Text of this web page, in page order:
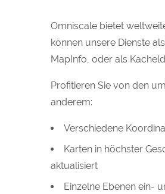
Omniscale bietet
können unsere Dienste
MapInfo, oder als
Profitieren Sie von den
anderem:
Verschiedene
Karten in höchster
aktualisiert
Einzelne Ebenen ein-